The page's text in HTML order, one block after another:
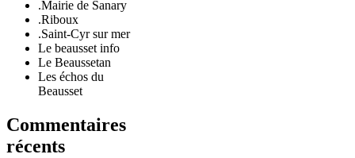
.Mairie de Sanary
.Riboux
.Saint-Cyr sur mer
Le beausset info
Le Beaussetan
Les échos du
Beausset
Commentaires
récents